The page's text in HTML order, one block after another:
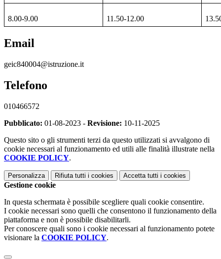
8.00-9.00 11.50-12.00
Email
geic840004@istruzione.it
Telefono
010466572
Pubblicato: 01-08-2023 - Revisione: 10-11-2025
Questo sito o gli strumenti terzi da questo utilizzati si avvalgono di
cookie necessari al funzionamento ed utili alle finalità illustrate nella
COOKIE POLICY.
Personalizza Rifiuta tutti i cookies Accetta tutti i cookies
Gestione cookie
In questa schermata è possibile scegliere quali cookie consentire.
I cookie necessari sono quelli che consentono il funzionamento della
piattaforma e non è possibile disabilitarli.
Per conoscere quali sono i cookie necessari al funzionamento potete
visionare la COOKIE POLICY.